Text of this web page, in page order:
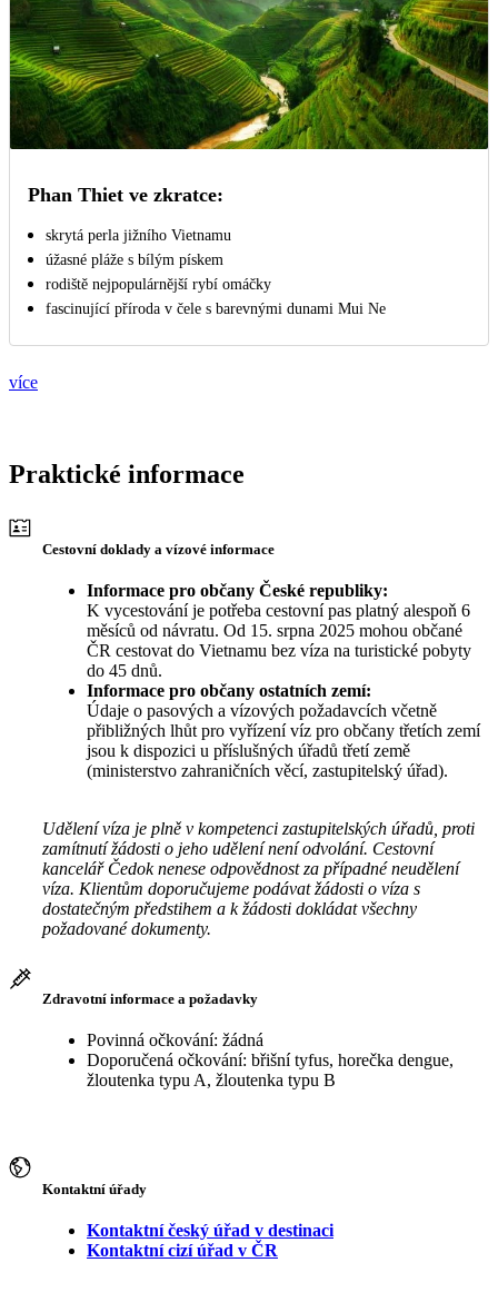
Phan Thiet ve zkratce:
skrytá perla jižního Vietnamu
úžasné pláže s bílým pískem
rodiště nejpopulárnější rybí omáčky
fascinující příroda v čele s barevnými dunami Mui Ne
více
Praktické informace
Cestovní doklady a vízové informace
Informace pro občany České republiky:
K vycestování je potřeba cestovní pas platný alespoň 6
měsíců od návratu. Od 15. srpna 2025 mohou občané
ČR cestovat do Vietnamu bez víza na turistické pobyty
do 45 dnů.
Informace pro občany ostatních zemí:
Údaje o pasových a vízových požadavcích včetně
přibližných lhůt pro vyřízení víz pro občany třetích zemí
jsou k dispozici u příslušných úřadů třetí země
(ministerstvo zahraničních věcí, zastupitelský úřad).
Udělení víza je plně v kompetenci zastupitelských úřadů, proti
zamítnutí žádosti o jeho udělení není odvolání. Cestovní
kancelář Čedok nenese odpovědnost za případné neudělení
víza. Klientům doporučujeme podávat žádosti o víza s
dostatečným předstihem a k žádosti dokládat všechny
požadované dokumenty.
Zdravotní informace a požadavky
Povinná očkování: žádná
Doporučená očkování: břišní tyfus, horečka dengue,
žloutenka typu A, žloutenka typu B
Kontaktní úřady
Kontaktní český úřad v destinaci
Kontaktní cizí úřad v ČR